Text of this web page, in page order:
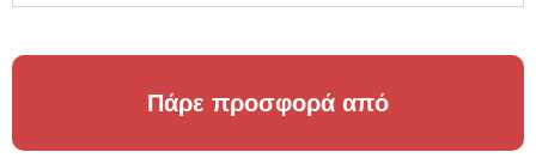
Πάρε προσφορά από